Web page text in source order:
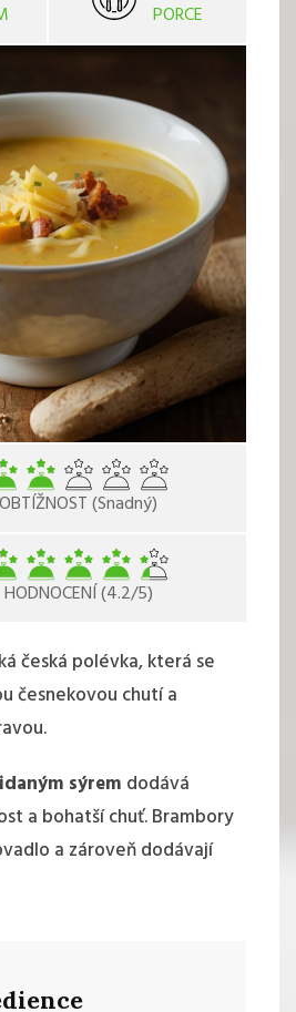
PORCE
OBTÍŽNOST (Snadný)
HODNOCENÍ (4.2/5)
česká polévka, která se
česnekovou chutí a
sýrem dodává
a bohatší chuť. Brambory
a zároveň dodávají